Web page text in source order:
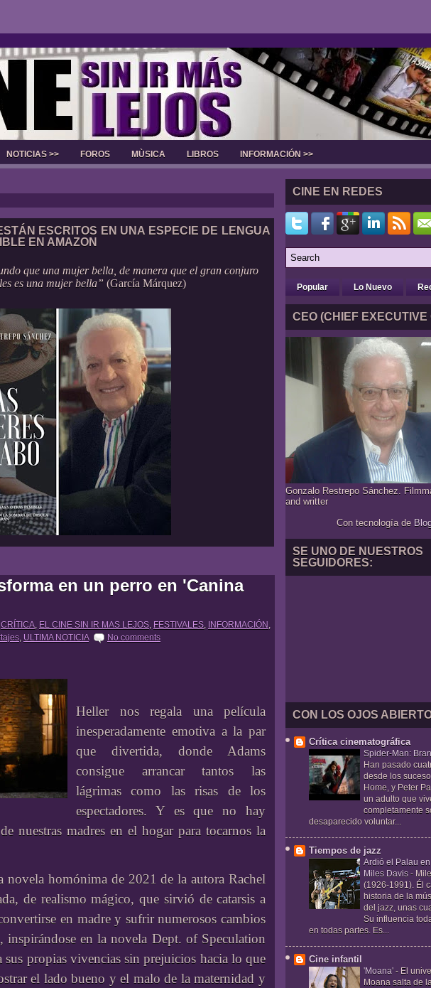
NOTICIAS >> FOROS MÙSICA LIBROS INFORMACIÓN >>
ESCRITOS EN UNA ESPECIE DE LENGUA
EN AMAZON
que una mujer bella, de manera que el gran conjuro
es una mujer bella” (García Márquez)
en un perro en 'Canina
CRÍTICA, EL CINE SIN IR MAS LEJOS, FESTIVALES, INFORMACIÓN ,
, ULTIMA NOTICIA No comments
Heller nos regala una película
inesperadamente emotiva a la par
que divertida, donde Adams
consigue arrancar tantos las
lágrimas como las risas de los
espectadores. Y es que no hay
nuestras madres en el hogar para tocarnos la
novela homónima de 2021 de la autora Rachel
de realismo mágico, que sirvió de catarsis a
en madre y sufrir numerosos cambios
en la novela Dept. of Speculation
propias vivencias sin prejuicios hacia lo que
el lado bueno y el malo de la maternidad y
CINE EN REDES
Popular Lo Nuevo
CEO (CHIEF EXECUTIVE
Gonzalo Restrepo Sánchez.
and writter
Con tecnología de
SE UNO DE NUESTROS
SEGUIDORES:
CON LOS OJOS
Crítica cinematográfica
Spider-Man:
Han pasado
desde los
Home, y Peter
un adulto que
completamente
desaparecido voluntar...
Tiempos de jazz
Ardió el Palau
Miles Davis -
(1926-1991). Él
historia de la
del jazz, unas
Su influencia
en todas partes. Es...
Cine infantil
'Moana' - El
Moana salta de